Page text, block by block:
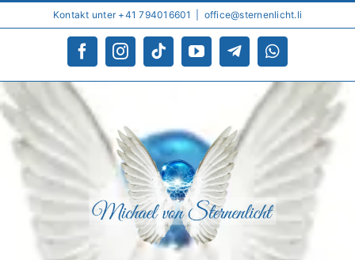
to
Kontakt unter +41 794016601 office@sternenlicht.li
FacebookInstagramTiktokYouTubeTelegramWhatsApp